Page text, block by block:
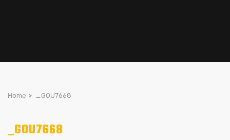
Home > _GOU7668
_GOU7668